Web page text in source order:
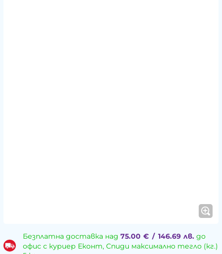
Безплатна доставка над 75.00 € / 146.69 лв.до
офис с куриер Еконт, Спиди максимално тегло (кг.)